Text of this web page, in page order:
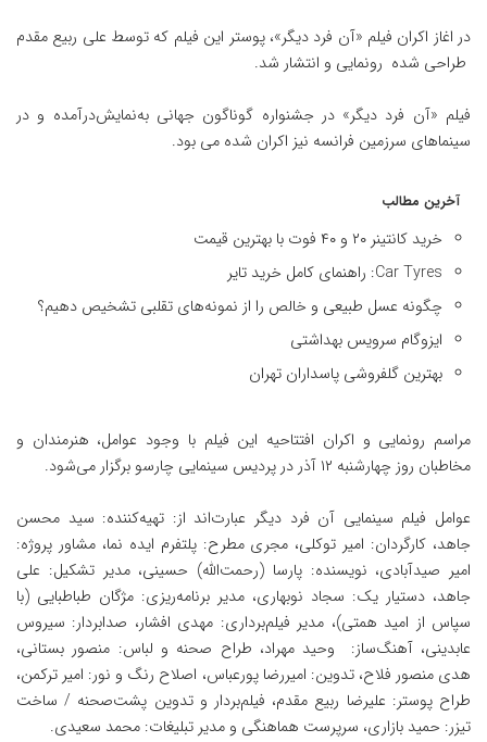
در اغاز اکران فیلم «آن فرد دیگر»، پوستر این فیلم که توسط علی ربیع مقدم
طراحی شده رونمایی و انتشار شد.
فیلم «آن فرد دیگر» در جشنواره گوناگون جهانی به‌نمایش‌درآمده و در
سینماهای سرزمین فرانسه نیز اکران شده می بود.
آخرین مطالب
خرید کانتینر ۲۰ و ۴۰ فوت با بهترین قیمت
Car Tyres: راهنمای کامل خرید تایر
چگونه عسل طبیعی و خالص را از نمونه‌های تقلبی تشخیص دهیم؟
ایزوگام سرویس بهداشتی
بهترین گلفروشی پاسداران تهران
مراسم رونمایی و اکران افتتاحیه این فیلم با وجود عوامل، هنرمندان و
مخاطبان روز چهارشنبه ۱۲ آذر در پردیس سینمایی چارسو برگزار می‌شود.
عوامل فیلم سینمایی آن فرد دیگر عبارت‌اند از: تهیه‌کننده: سید محسن
جاهد، کارگردان: امیر توکلی، مجری مطرح: پلتفرم ایده نما، مشاور پروژه:
امیر صیدآبادی، نویسنده: پارسا (رحمت‌الله) حسینی، مدیر تشکیل: علی
جاهد، دستیار یک: سجاد نو‌بهاری، مدیر برنامه‌ریزی: مژگان طباطبایی (با
سپاس از امید همتی)، مدیر فیلم‌برداری: مهدی افشار، صدابردار: سیروس
عابدینی، آهنگ‌ساز: وحید مهراد، طراح صحنه و لباس: منصور بستانی،
هدی منصور فلاح، تدوین: امیررضا پورعباس، اصلاح رنگ و نور: امیر ترکمن،
طراح پوستر: علیرضا ربیع مقدم، فیلم‌بردار و تدوین پشت‌صحنه / ساخت
تیزر: حمید بازاری، سرپرست هماهنگی و مدیر تبلیغات: محمد سعیدی.